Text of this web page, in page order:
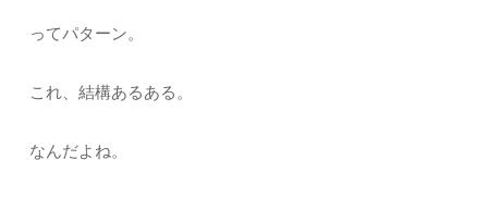
ってパターン。
これ、結構あるある。
なんだよね。